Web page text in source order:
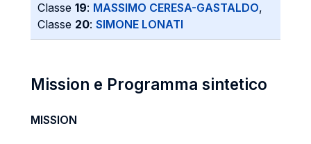
Classe 19: MASSIMO CERESA-GASTALDO,
Classe 20: SIMONE LONATI
Mission e Programma sintetico
MISSION